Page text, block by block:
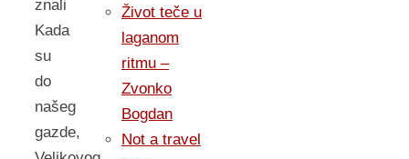
znali
Kada
su
do
našeg
gazde,
Život teče u
laganom
ritmu –
Zvonko
Bogdan
Not a travel